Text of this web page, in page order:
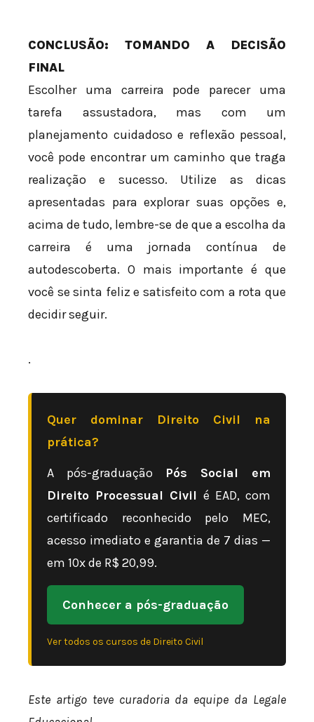
CONCLUSÃO: TOMANDO A DECISÃO
FINAL
Escolher uma carreira pode parecer uma
tarefa assustadora, mas com um
planejamento cuidadoso e reflexão pessoal,
você pode encontrar um caminho que traga
realização e sucesso. Utilize as dicas
apresentadas para explorar suas opções e,
acima de tudo, lembre-se de que a escolha da
carreira é uma jornada contínua de
autodescoberta. O mais importante é que
você se sinta feliz e satisfeito com a rota que
decidir seguir.
.
Quer dominar Direito Civil na
prática?
A pós-graduação Pós Social em
Direito Processual Civil é EAD, com
certificado reconhecido pelo MEC,
acesso imediato e garantia de 7 dias —
em 10x de R$ 20,99.
Conhecer a pós-graduação
Ver todos os cursos de Direito Civil
Este artigo teve curadoria da equipe da Legale